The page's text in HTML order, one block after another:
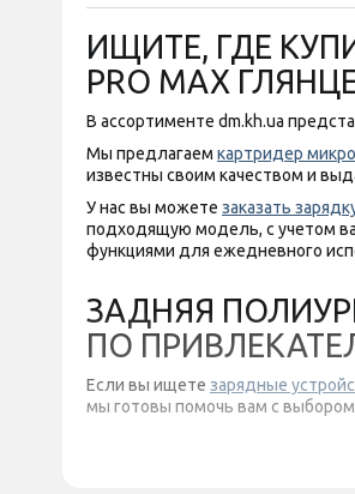
ИЩИТЕ, ГДЕ
PRO MAX
В ассортименте dm.kh.ua
Мы предлагаем картридер
известны своим качеством и
У нас вы можете заказать
подходящую модель, с учетом
функциями для ежедневного
ЗАДНЯЯ
ПО
Если вы ищете зарядные
мы готовы помочь вам с